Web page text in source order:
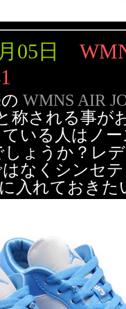
05日
WMNS AIR
称される事が
いる人はノ
しょうか？レ
はなくシンセ
入れておきた